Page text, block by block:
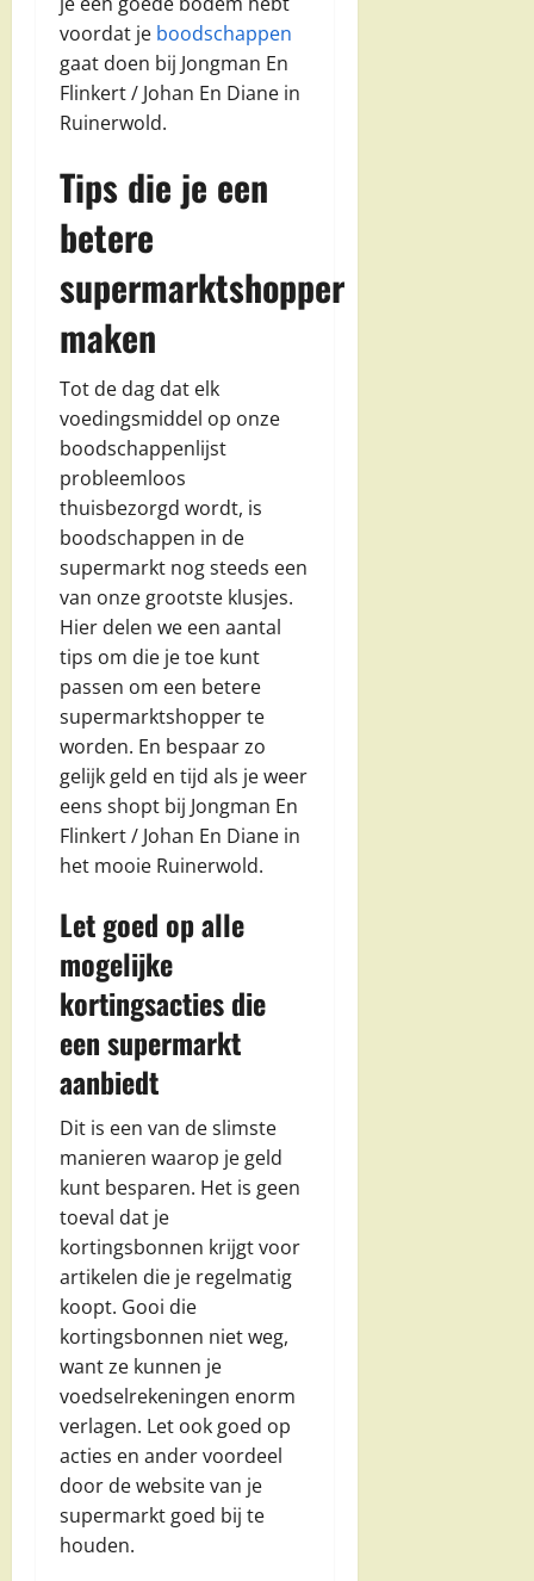
voordat je boodschappen
gaat doen bij Jongman En
Flinkert / Johan En Diane in
Ruinerwold.
Tips die je een
betere
supermarktshopper
maken
Tot de dag dat elk
voedingsmiddel op onze
boodschappenlijst
probleemloos
thuisbezorgd wordt, is
boodschappen in de
supermarkt nog steeds een
van onze grootste klusjes.
Hier delen we een aantal
tips om die je toe kunt
passen om een betere
supermarktshopper te
worden. En bespaar zo
gelijk geld en tijd als je weer
eens shopt bij Jongman En
Flinkert / Johan En Diane in
het mooie Ruinerwold.
Let goed op alle
mogelijke
kortingsacties die
een supermarkt
aanbiedt
Dit is een van de slimste
manieren waarop je geld
kunt besparen. Het is geen
toeval dat je
kortingsbonnen krijgt voor
artikelen die je regelmatig
koopt. Gooi die
kortingsbonnen niet weg,
want ze kunnen je
voedselrekeningen enorm
verlagen. Let ook goed op
acties en ander voordeel
door de website van je
supermarkt goed bij te
houden.